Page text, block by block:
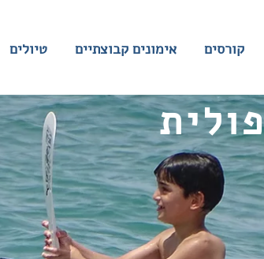
קורסים אימונים קבוצתיים טיולים